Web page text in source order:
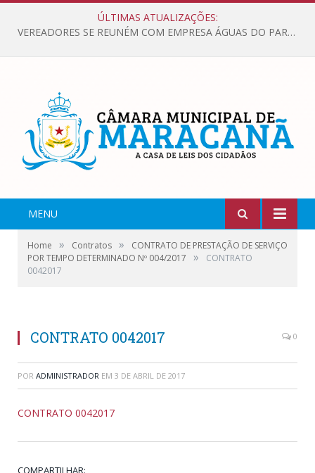
ÚLTIMAS ATUALIZAÇÕES:
VEREADORES SE REUNÉM COM EMPRESA ÁGUAS DO PARÁ, PARA APRESENTAR REIVINDICAÇÕES E MELHORIAS NA QUALIDADE DOS SERVIÇOS OFERECIDOS Á POPULAÇÃO.
MENU
Home » Contratos »
CONTRATO DE PRESTAÇÃO DE SERVIÇO
POR TEMPO DETERMINADO Nº 004/2017
»
CONTRATO
0042017
CONTRATO 0042017 0
POR ADMINISTRADOR EM 3 DE ABRIL DE 2017
CONTRATO 0042017